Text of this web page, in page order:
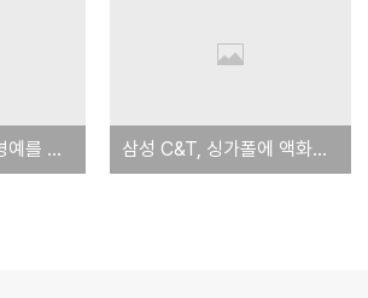
이건희, '나는 IOC명예를 실추시키지 않았다' 편지 - 기가 막힌다 삼성 C&T, 싱가폴에 액화천연가스기지 건설